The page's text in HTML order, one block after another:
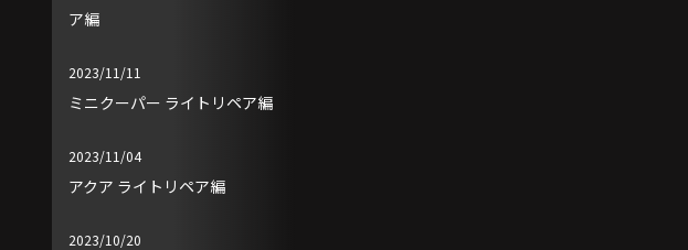
ア編
2023/11/11
ミニクーパー ライトリペア編
2023/11/04
アクア ライトリペア編
2023/10/20